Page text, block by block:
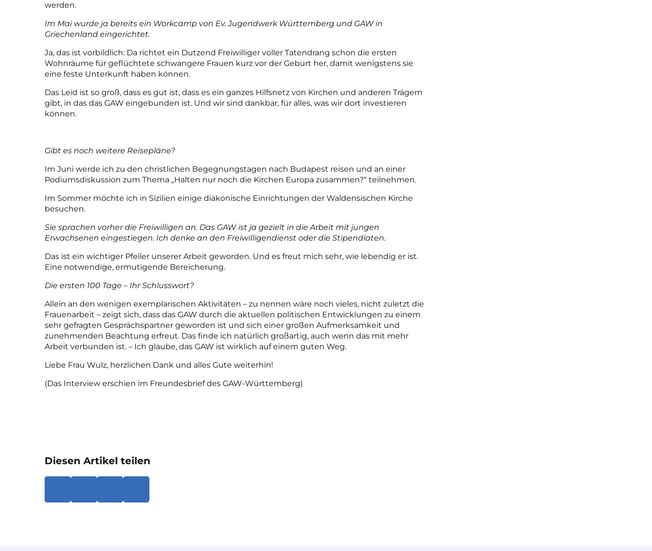
werden.
Im Mai wurde ja bereits ein Workcamp von Ev. Jugendwerk Württemberg und GAW in
Griechenland eingerichtet.
Ja, das ist vorbildlich: Da richtet ein Dutzend Freiwilliger voller Tatendrang schon die ersten
Wohnräume für geflüchtete schwangere Frauen kurz vor der Geburt her, damit wenigstens sie
eine feste Unterkunft haben können.
Das Leid ist so groß, dass es gut ist, dass es ein ganzes Hilfsnetz von Kirchen und anderen Trägern
gibt, in das das GAW eingebunden ist. Und wir sind dankbar, für alles, was wir dort investieren
können.
Gibt es noch weitere Reisepläne?
Im Juni werde ich zu den christlichen Begegnungstagen nach Budapest reisen und an einer
Podiumsdiskussion zum Thema „Halten nur noch die Kirchen Europa zusammen?“ teilnehmen.
Im Sommer möchte ich in Sizilien einige diakonische Einrichtungen der Waldensischen Kirche
besuchen.
Sie sprachen vorher die Freiwilligen an. Das GAW ist ja gezielt in die Arbeit mit jungen
Erwachsenen eingestiegen. Ich denke an den Freiwilligendienst oder die Stipendiaten.
Das ist ein wichtiger Pfeiler unserer Arbeit geworden. Und es freut mich sehr, wie lebendig er ist.
Eine notwendige, ermutigende Bereicherung.
Die ersten 100 Tage – Ihr Schlusswort?
Allein an den wenigen exemplarischen Aktivitäten – zu nennen wäre noch vieles, nicht zuletzt die
Frauenarbeit – zeigt sich, dass das GAW durch die aktuellen politischen Entwicklungen zu einem
sehr gefragten Gesprächspartner geworden ist und sich einer großen Aufmerksamkeit und
zunehmenden Beachtung erfreut. Das finde ich natürlich großartig, auch wenn das mit mehr
Arbeit verbunden ist. – Ich glaube, das GAW ist wirklich auf einem guten Weg.
Liebe Frau Wulz, herzlichen Dank und alles Gute weiterhin!
(Das Interview erschien im Freundesbrief des GAW-Württemberg)
Diesen Artikel teilen